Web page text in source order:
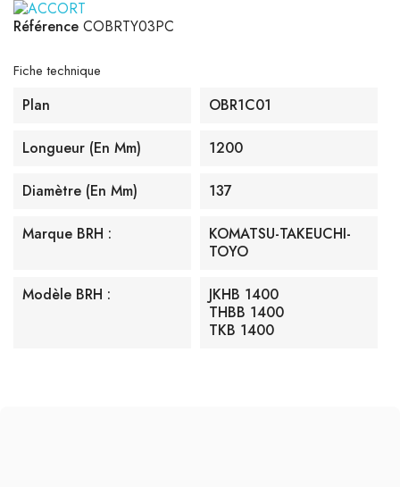
Référence COBRTY03PC
Fiche technique
Plan OBR1C01
Longueur (en Mm) 1200
Diamètre (en Mm) 137
Marque BRH :
KOMATSU-TAKEUCHI-
TOYO
Modèle BRH :
JKHB 1400
THBB 1400
TKB 1400